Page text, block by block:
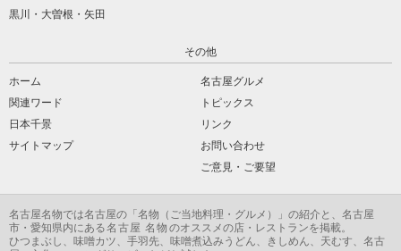
黒川・大曽根・矢田
その他
ホーム
名古屋グルメ
関連ワード
トピックス
日本千景
リンク
サイトマップ
お問い合わせ
ご意見・ご要望
名古屋名物では名古屋の「名物 （ご当地料理・グルメ）」の紹介と、名古屋
市・愛知県内にある名古屋 名物 のオススメの店・レストランを掲載。
ひつまぶし、味噌カツ、手羽先、味噌煮込みうどん、きしめん、天むす、名古